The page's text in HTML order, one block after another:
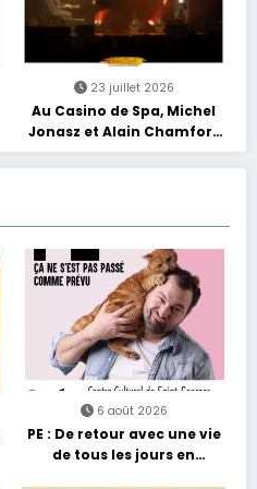
23 juillet 2026
Au Casino de Spa, Michel
Jonasz et Alain Chamfort
célèbrent le temps qui
passe… sans jamais céder
6 août 2026
PE : De retour avec une vie
de tous les jours en